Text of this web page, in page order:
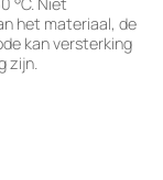
het materiaal, de
kan versterking
zijn.